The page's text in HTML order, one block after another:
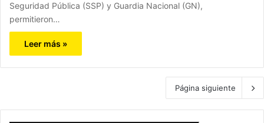
Seguridad Pública (SSP) y Guardia Nacional (GN),
permitieron…
Leer más »
Página siguiente